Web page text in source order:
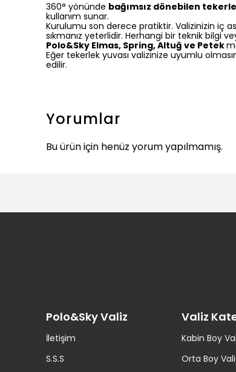
360° yönünde bağımsız dönebilen
kullanım sunar.
Kurulumu son derece pratiktir. Valizinizin iç
sıkmanız yeterlidir. Herhangi bir teknik bilgi
Polo&Sky Elmas, Spring, Altuğ ve Petek
Eğer tekerlek yuvası valizinize uyumlu
edilir.
Yorumlar
Bu ürün için henüz yorum yapılmamış.
Polo&Sky Valiz
İletişim
S.S.S
Valiz
Kabin Boy
Orta Boy